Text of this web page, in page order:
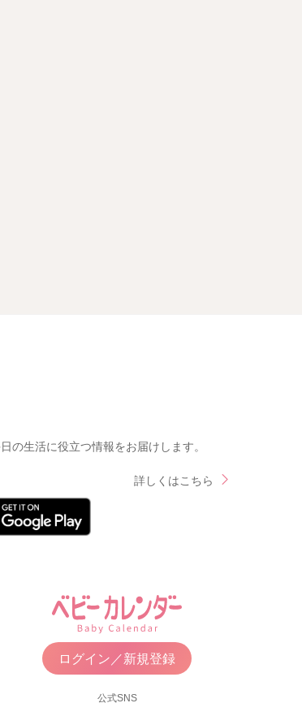
の生活に役立つ情報をお届けします。
詳しくはこちら
ログイン／新規登録
公式SNS